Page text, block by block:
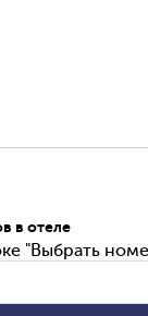
в отеле
"Выбрать